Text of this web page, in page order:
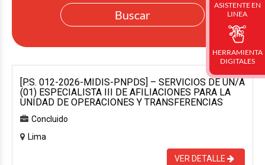
[P.S. 012-2026-MIDIS-PNPDS] – SERVICIOS DE UN/A
(01) ESPECIALISTA III DE AFILIACIONES PARA LA
UNIDAD DE OPERACIONES Y TRANSFERENCIAS
Concluido
Lima
VER DETALLE
ASISTENTE EN
LINEA
HERRAMIENTA
DIGITALES